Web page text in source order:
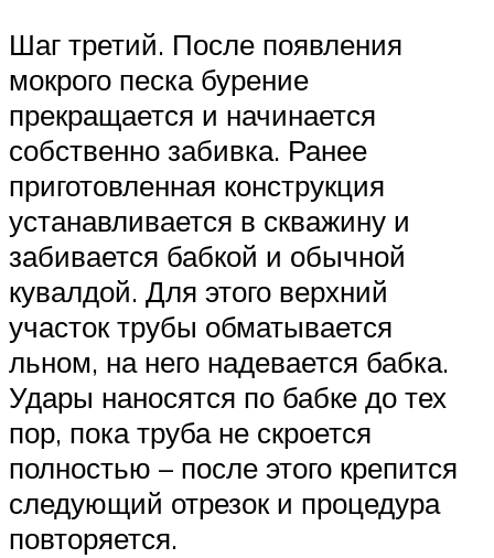
Шаг третий. После появления
мокрого песка бурение
прекращается и начинается
собственно забивка. Ранее
приготовленная конструкция
устанавливается в скважину и
забивается бабкой и обычной
кувалдой. Для этого верхний
участок трубы обматывается
льном, на него надевается бабка.
Удары наносятся по бабке до тех
пор, пока труба не скроется
полностью – после этого крепится
следующий отрезок и процедура
повторяется.